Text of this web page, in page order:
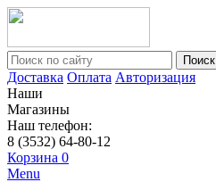
Поиск
Доставка Оплата Авторизация
Наши
Магазины
Наш телефон:
8 (3532) 64-80-12
Корзина 0
Menu